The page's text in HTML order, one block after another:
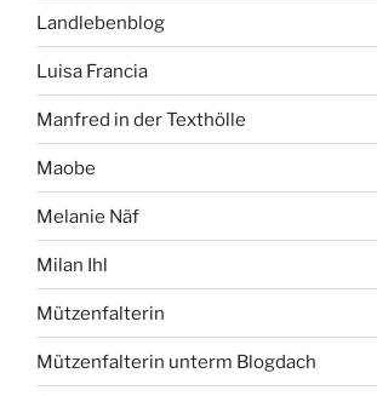
Landlebenblog
Luisa Francia
Manfred in der Texthölle
Maobe
Melanie Näf
Milan Ihl
Mützenfalterin
Mützenfalterin unterm Blogdach